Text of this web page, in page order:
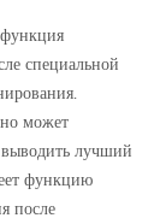
специальной
может
лучший
функцию
после